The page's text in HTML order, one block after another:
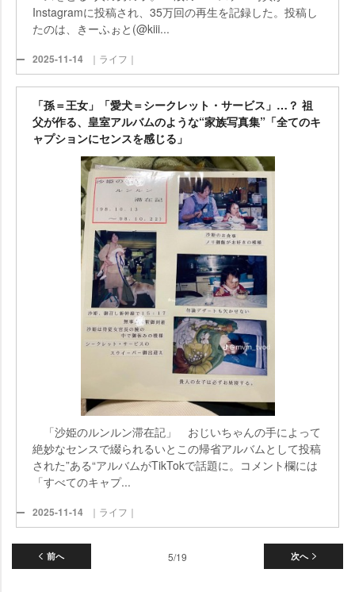
Instagramに投稿され、35万回の再生を記録した。投稿し
たのは、きーふぉと(@kiii...
2025-11-14 ｜ライフ｜
「孫＝王女」「愛犬＝シークレット・サービス」…？ 祖
父が作る、皇室アルバムのような“家族写真集”「全てのキ
ャプションにセンスを感じる」
「沙姫のルンルン滞在記」 おじいちゃんの手によって
絶妙なセンスで綴られるいとこの帰省アルバムとして投稿
された”ある“アルバムがTikTokで話題に。コメント欄には
「すべてのキャプ...
2025-11-14 ｜ライフ｜
前へ 次へ
5/19